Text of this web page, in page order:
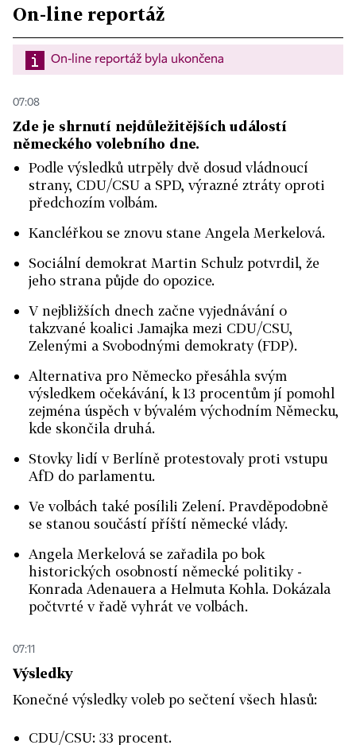
On-line reportáž
On-line reportáž byla ukončena
07:08
Zde je shrnutí nejdůležitějších událostí
německého volebního dne.
Podle výsledků utrpěly dvě dosud vládnoucí
strany, CDU/CSU a SPD, výrazné ztráty oproti
předchozím volbám.
Kancléřkou se znovu stane Angela Merkelová.
Sociální demokrat Martin Schulz potvrdil, že
jeho strana půjde do opozice.
V nejbližších dnech začne vyjednávání o
takzvané koalici Jamajka mezi CDU/CSU,
Zelenými a Svobodnými demokraty (FDP).
Alternativa pro Německo přesáhla svým
výsledkem očekávání, k 13 procentům jí pomohl
zejména úspěch v bývalém východním Německu,
kde skončila druhá.
Stovky lidí v Berlíně protestovaly proti vstupu
AfD do parlamentu.
Ve volbách také posílili Zelení. Pravděpodobně
se stanou součástí příští německé vlády.
Angela Merkelová se zařadila po bok
historických osobností německé politiky -
Konrada Adenauera a Helmuta Kohla. Dokázala
počtvrté v řadě vyhrát ve volbách.
07:11
Výsledky
Konečné výsledky voleb po sečtení všech hlasů:
CDU/CSU: 33 procent.